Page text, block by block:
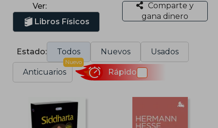
Ver:
Libros Físicos
Comparte y
gana dinero
Estado: Todos Nuevos Usados
Anticuarios
Nuevo
Rápido